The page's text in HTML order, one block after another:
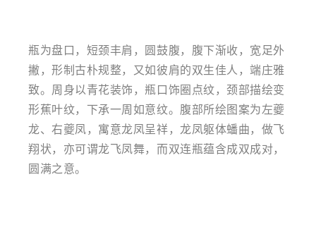
瓶为盘口，短颈丰肩，圆鼓腹，腹下渐收，宽足外
撇，形制古朴规整，又如彼肩的双生佳人，端庄雅
致。周身以青花装饰，瓶口饰圈点纹，颈部描绘变
形蕉叶纹，下承一周如意纹。腹部所绘图案为左夔
龙、右夔凤，寓意龙凤呈祥，龙凤躯体蟠曲，做飞
翔状，亦可谓龙飞凤舞，而双连瓶蕴含成双成对，
圆满之意。